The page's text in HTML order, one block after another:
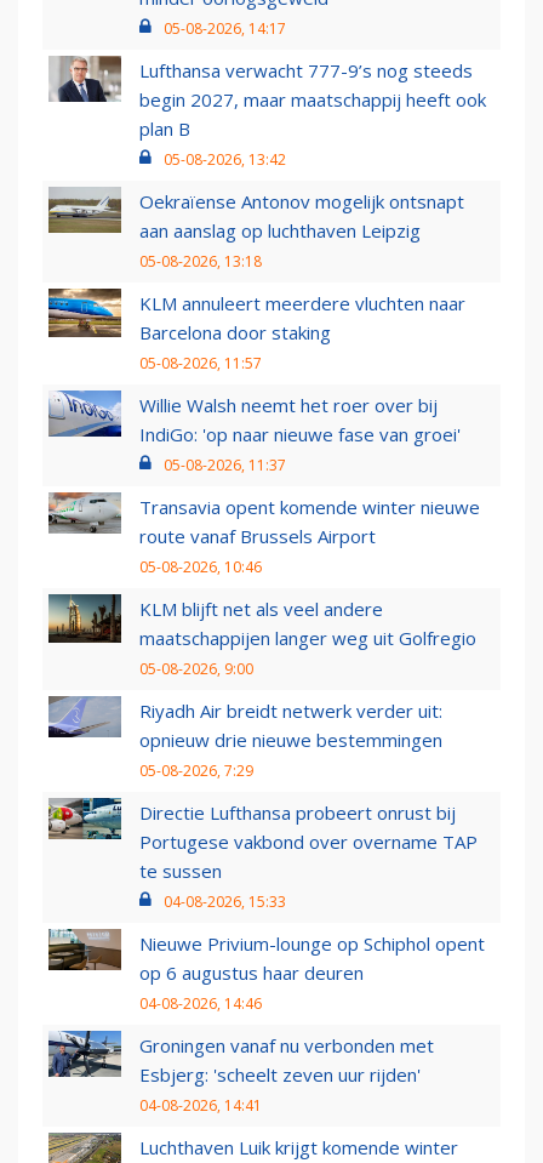
05-08-2026, 14:17
Lufthansa verwacht 777-9’s nog steeds
begin 2027, maar maatschappij heeft ook
plan B
05-08-2026, 13:42
Oekraïense Antonov mogelijk ontsnapt
aan aanslag op luchthaven Leipzig
05-08-2026, 13:18
KLM annuleert meerdere vluchten naar
Barcelona door staking
05-08-2026, 11:57
Willie Walsh neemt het roer over bij
IndiGo: 'op naar nieuwe fase van groei'
05-08-2026, 11:37
Transavia opent komende winter nieuwe
route vanaf Brussels Airport
05-08-2026, 10:46
KLM blijft net als veel andere
maatschappijen langer weg uit Golfregio
05-08-2026, 9:00
Riyadh Air breidt netwerk verder uit:
opnieuw drie nieuwe bestemmingen
05-08-2026, 7:29
Directie Lufthansa probeert onrust bij
Portugese vakbond over overname TAP
te sussen
04-08-2026, 15:33
Nieuwe Privium-lounge op Schiphol opent
op 6 augustus haar deuren
04-08-2026, 14:46
Groningen vanaf nu verbonden met
Esbjerg: 'scheelt zeven uur rijden'
04-08-2026, 14:41
Luchthaven Luik krijgt komende winter